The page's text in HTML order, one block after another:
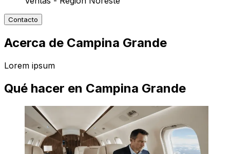
Contacto
Acerca de Campina Grande
Lorem ipsum
Qué hacer en Campina Grande